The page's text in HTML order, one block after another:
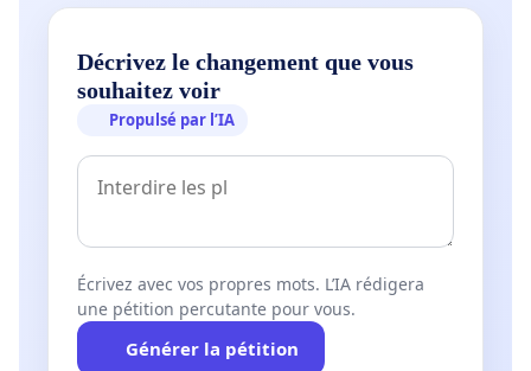
Décrivez le changement que vous
souhaitez voir
Propulsé par l’IA
Écrivez avec vos propres mots. L’IA rédigera
une pétition percutante pour vous.
Générer la pétition